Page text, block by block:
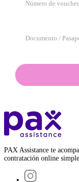
PAX Assistance te
contratación online